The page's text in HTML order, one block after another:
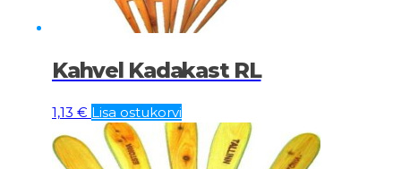
Kahvel Kadakast RL
1,13 € Lisa ostukorvi